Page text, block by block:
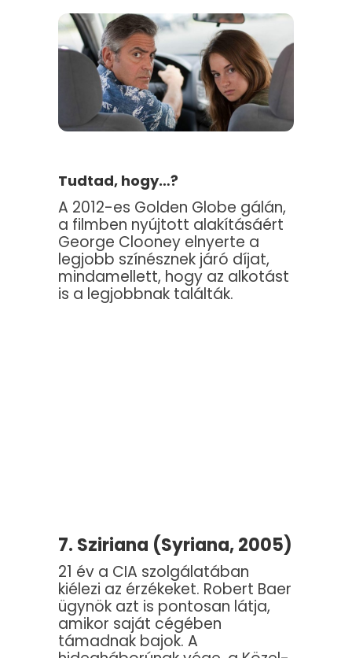
Tudtad, hogy…?
A 2012-es Golden Globe gálán,
a filmben nyújtott alakításáért
George Clooney elnyerte a
legjobb színésznek járó díjat,
mindamellett, hogy az alkotást
is a legjobbnak találták.
7. Sziriana (Syriana, 2005)
21 év a CIA szolgálatában
kiélezi az érzékeket. Robert Baer
ügynök azt is pontosan látja,
amikor saját cégében
támadnak bajok. A